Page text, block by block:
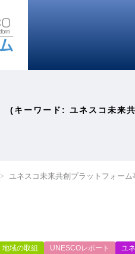
(キーワード: ユネスコ未来
ユネスコ未来共創プラットフォーム
地域の取組 UNESCOレポート ユ